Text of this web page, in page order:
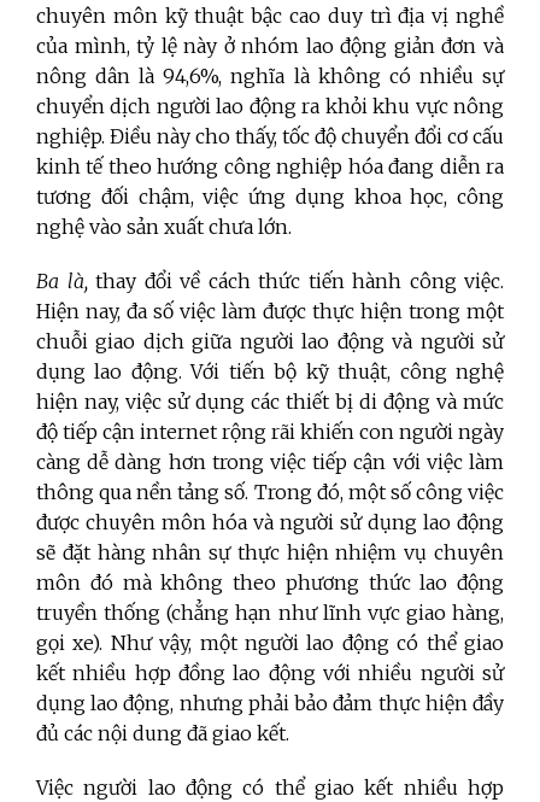
chuyên môn kỹ thuật bậc cao duy trì địa vị nghề
của mình, tỷ lệ này ở nhóm lao động giản đơn và
nông dân là 94,6%, nghĩa là không có nhiều sự
chuyển dịch người lao động ra khỏi khu vực nông
nghiệp. Điều này cho thấy, tốc độ chuyển đổi cơ cấu
kinh tế theo hướng công nghiệp hóa đang diễn ra
tương đối chậm, việc ứng dụng khoa học, công
nghệ vào sản xuất chưa lớn.
Ba là, thay đổi về cách thức tiến hành công việc.
Hiện nay, đa số việc làm được thực hiện trong một
chuỗi giao dịch giữa người lao động và người sử
dụng lao động. Với tiến bộ kỹ thuật, công nghệ
hiện nay, việc sử dụng các thiết bị di động và mức
độ tiếp cận internet rộng rãi khiến con người ngày
càng dễ dàng hơn trong việc tiếp cận với việc làm
thông qua nền tảng số. Trong đó, một số công việc
được chuyên môn hóa và người sử dụng lao động
sẽ đặt hàng nhân sự thực hiện nhiệm vụ chuyên
môn đó mà không theo phương thức lao động
truyền thống (chẳng hạn như lĩnh vực giao hàng,
gọi xe). Như vậy, một người lao động có thể giao
kết nhiều hợp đồng lao động với nhiều người sử
dụng lao động, nhưng phải bảo đảm thực hiện đầy
đủ các nội dung đã giao kết.
Việc người lao động có thể giao kết nhiều hợp